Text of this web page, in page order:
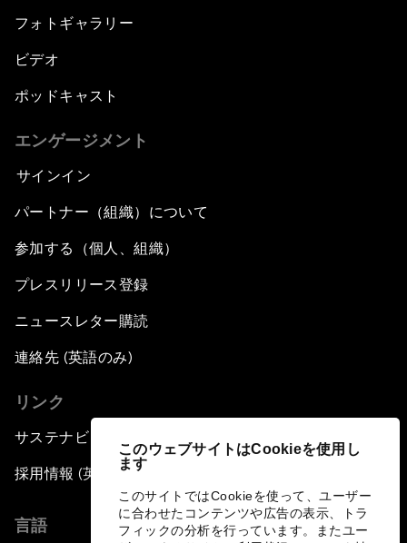
このウェブサイトはCookieを使用し
ます
このサイトではCookieを使って、ユーザー
に合わせたコンテンツや広告の表示、トラ
フィックの分析を行っています。またユー
フォトギャラリー
ビデオ
ポッドキャスト
エンゲージメント
サインイン
パートナー（組織）について
参加する（個人、組織）
プレスリリース登録
ニュースレター購読
連絡先 (英語のみ)
リンク
サステナビリティへの取り組み
採用情報 (英語のみ)
言語